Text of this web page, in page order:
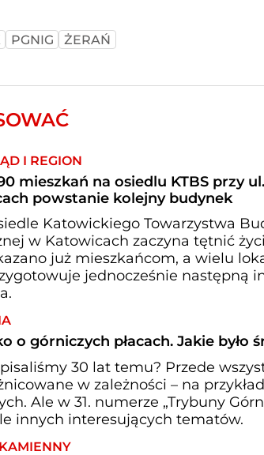
PGNIG ŻERAŃ
I REGION
mieszkań na osiedlu KTBS przy
powstanie kolejny budynek
Katowickiego Towarzystwa
w Katowicach zaczyna tętnić
już mieszkańcom, a wielu
jednocześnie następną
o górniczych płacach. Jakie było
30 lat temu? Przede
w zależności – na
Ale w 31. numerze „Trybuny
innych interesujących tematów.